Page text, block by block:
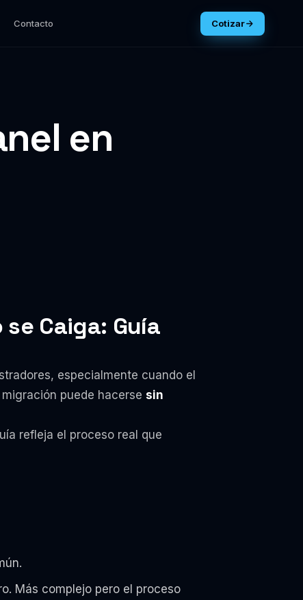
Contacto Cotizar
en
Caiga: Guía
especialmente cuando el
puede hacerse sin
refleja el proceso real que
Más complejo pero el proceso